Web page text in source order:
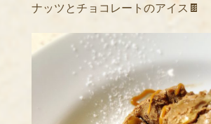
ナッツとチョコレートのアイス🍫